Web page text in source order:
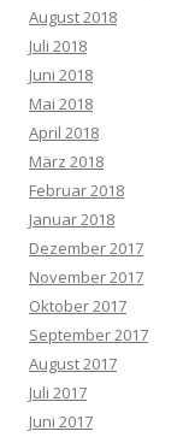
August 2018
Juli 2018
Juni 2018
Mai 2018
April 2018
März 2018
Februar 2018
Januar 2018
Dezember 2017
November 2017
Oktober 2017
September 2017
August 2017
Juli 2017
Juni 2017